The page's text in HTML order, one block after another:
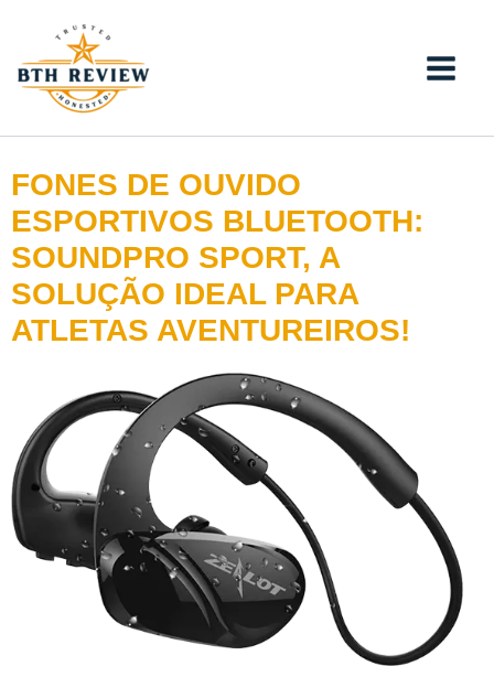
conteúdo
FONES DE OUVIDO
ESPORTIVOS BLUETOOTH:
SOUNDPRO SPORT, A
SOLUÇÃO IDEAL PARA
ATLETAS AVENTUREIROS!